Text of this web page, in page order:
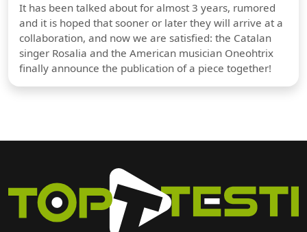
It has been talked about for almost 3 years, rumored
and it is hoped that sooner or later they will arrive at a
collaboration, and now we are satisfied: the Catalan
singer Rosalia and the American musician Oneohtrix
finally announce the publication of a piece together!